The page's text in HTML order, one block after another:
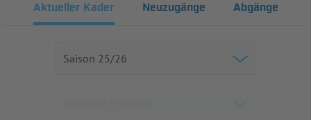
Aktueller Kader Neuzugänge Abgänge